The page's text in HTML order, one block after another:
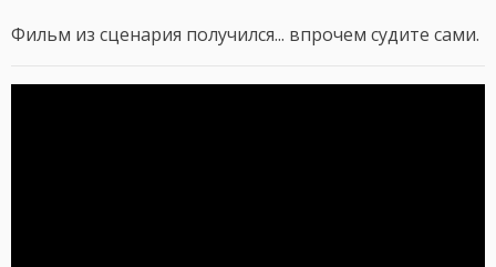
Фильм из сценария получился... впрочем судите сами.